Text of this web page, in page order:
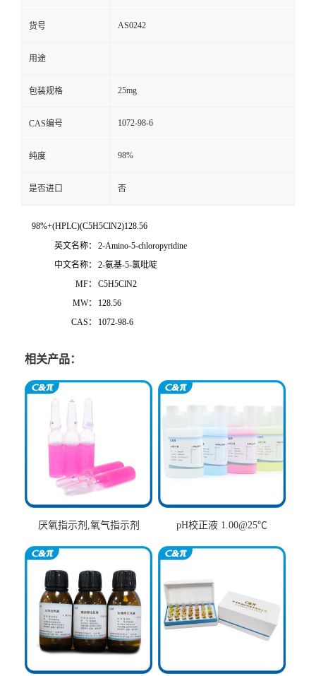
货号 AS0242
用途
包装规格 25mg
CAS编号 1072-98-6
纯度 98%
是否进口 否
98%+(HPLC)(C5H5ClN2)128.56
英文名称：
2-Amino-5-chloropyridine
中文名称：
2-氨基-5-氯吡啶
MF：
C5H5ClN2
MW：
128.56
CAS：
1072-98-6
相关产品：
厌氧指示剂,氧气指示剂 pH校正液 1.00@25℃